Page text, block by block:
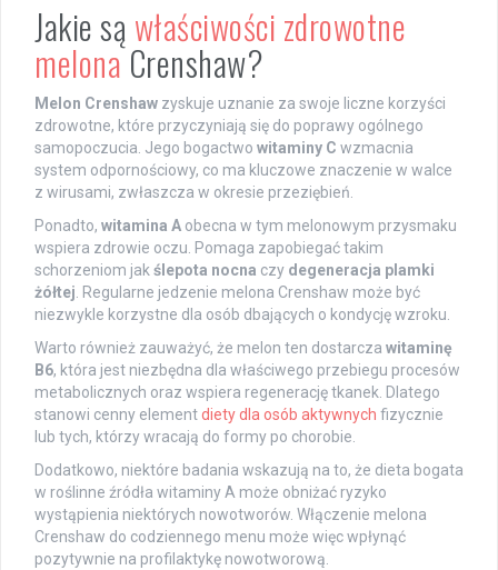
Jakie są właściwości zdrowotne
melonaCrenshaw?
Melon Crenshaw zyskuje uznanie za swoje liczne korzyści
zdrowotne, które przyczyniają się do poprawy ogólnego
samopoczucia. Jego bogactwo witaminy C wzmacnia
system odpornościowy, co ma kluczowe znaczenie w walce
z wirusami, zwłaszcza w okresie przeziębień.
Ponadto, witamina A obecna w tym melonowym przysmaku
wspiera zdrowie oczu. Pomaga zapobiegać takim
schorzeniom jakślepota nocna czy degeneracja plamki
żółtej. Regularne jedzenie melona Crenshaw może być
niezwykle korzystne dla osób dbających o kondycję wzroku.
Warto również zauważyć, że melon ten dostarcza witaminę
B6, która jest niezbędna dla właściwego przebiegu procesów
metabolicznych oraz wspiera regenerację tkanek. Dlatego
stanowi cenny elementdiety dla osób aktywnych fizycznie
lub tych, którzy wracają do formy po chorobie.
Dodatkowo, niektóre badania wskazują na to, że dieta bogata
w roślinne źródła witaminy A może obniżać ryzyko
wystąpienia niektórych nowotworów. Włączenie melona
Crenshaw do codziennego menu może więc wpłynąć
pozytywnie na profilaktykę nowotworową.